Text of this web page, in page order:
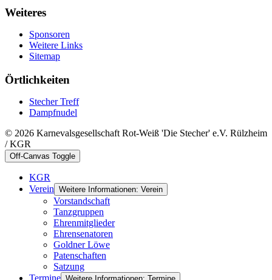
Weiteres
Sponsoren
Weitere Links
Sitemap
Örtlichkeiten
Stecher Treff
Dampfnudel
© 2026 Karnevalsgesellschaft Rot-Weiß 'Die Stecher' e.V. Rülzheim
/ KGR
Off-Canvas Toggle
KGR
Verein Weitere Informationen: Verein
Vorstandschaft
Tanzgruppen
Ehrenmitglieder
Ehrensenatoren
Goldner Löwe
Patenschaften
Satzung
Termine